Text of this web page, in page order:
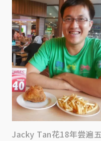
Jacky Tan花18年尝遍